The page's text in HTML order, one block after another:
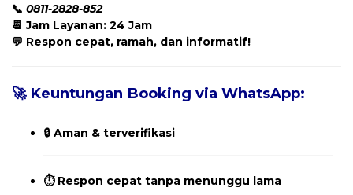
📞 0811-2828-852
📆 Jam Layanan: 24 Jam
💬 Respon cepat, ramah, dan informatif!
🚀 Keuntungan Booking via WhatsApp:
🔒 Aman & terverifikasi
⏱️ Respon cepat tanpa menunggu lama